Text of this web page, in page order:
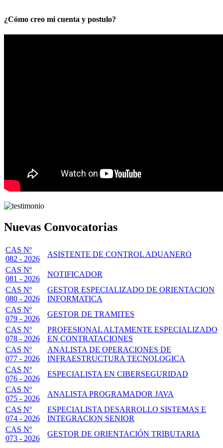
¿Cómo creo mi cuenta y postulo?
Nuevas Convocatorias
CAS Nº
082 - 2026
ASISTENTE DE CONTROL ADUANERO
CAS Nº
081 - 2026
NOTIFICADOR
CAS Nº
080 - 2026
GESTOR ESPECIALIZADO DE ORIENTACION
INFORMATICA
CAS Nº
079 - 2026
GESTOR DE TRAMITES
CAS Nº
078 - 2026
PROFESIONAL ALTAMENTE ESPECIALIZADO
EN CONTRATACIONES
CAS Nº
077 - 2026
ANALISTA DE OPERACIONES DE
INFRAESTRUCTURA TECNOLOGICA
CAS Nº
076 - 2026
ESPECIALISTA EN CIBERSEGURIDAD
CAS Nº
075 - 2026
ANALISTA PROGRAMADOR JAVA
CAS Nº
074 - 2026
ESPECIALISTA DESARROLLO SISTEMAS E
INTEGRACION SENIOR
CAS Nº
073 - 2026
GESTOR DE ORIENTACIÓN TRIBUTARIA